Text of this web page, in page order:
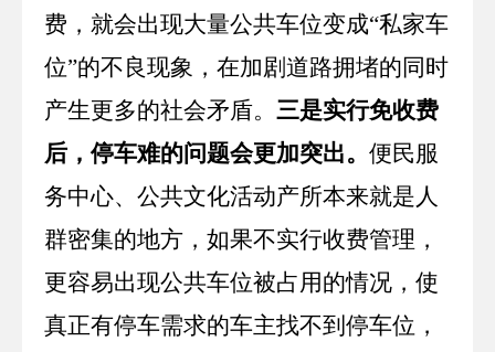
费，就会出现大量公共车位变成“私家车
位”的不良现象，在加剧道路拥堵的同时
产生更多的社会矛盾。 三是实行免收费
后，停车难的问题会更加突出。 便民服
务中心、公共文化活动产所本来就是人
群密集的地方，如果不实行收费管理，
更容易出现公共车位被占用的情况，使
真正有停车需求的车主找不到停车位，